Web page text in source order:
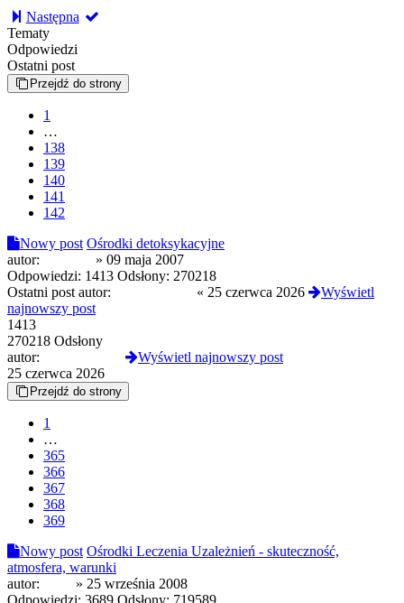
Następna
Tematy
Odpowiedzi
Ostatni post
Przejdź do strony
1
…
138
139
140
141
142
Nowy post Ośrodki detoksykacyjne
autor:
» 09 maja 2007
Odpowiedzi: 1413 Odsłony: 270218
Ostatni post autor:
« 25 czerwca 2026
Wyświetl
najnowszy post
1413
270218 Odsłony
autor:
Wyświetl najnowszy post
25 czerwca 2026
Przejdź do strony
1
…
365
366
367
368
369
Nowy post Ośrodki Leczenia Uzależnień - skuteczność,
atmosfera, warunki
autor:
» 25 września 2008
Odpowiedzi: 3689 Odsłony: 719589